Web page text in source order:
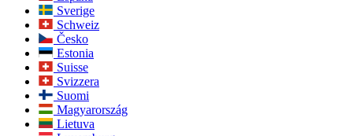
Sverige
Schweiz
Česko
Estonia
Suisse
Svizzera
Suomi
Magyarország
Lietuva